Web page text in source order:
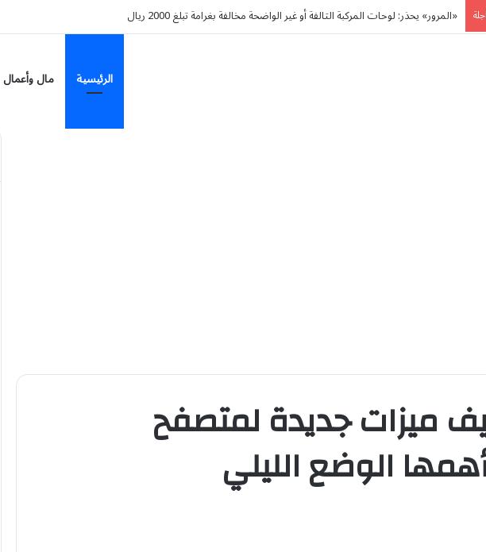
«المرور» يحذر: لوحات المركبة التالفة أو غير الواضحة مخالفة بغرامة تبلغ 2000 ريال
الرئيسية مال وأعمال
ميزات جديدة لمتصفح
الوضع الليلي